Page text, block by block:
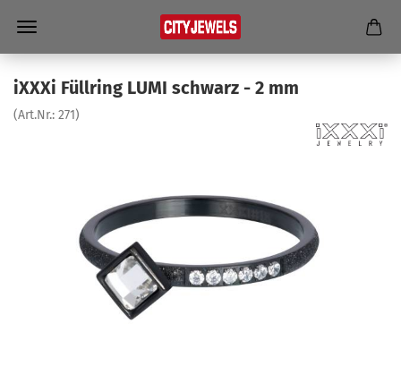
iXXXi Füll­ring LUMI schwarz - 2 mm
(Art.Nr.: 271)